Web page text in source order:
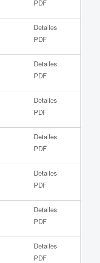
PDF
Detalles
PDF
Detalles
PDF
Detalles
PDF
Detalles
PDF
Detalles
PDF
Detalles
PDF
Detalles
PDF